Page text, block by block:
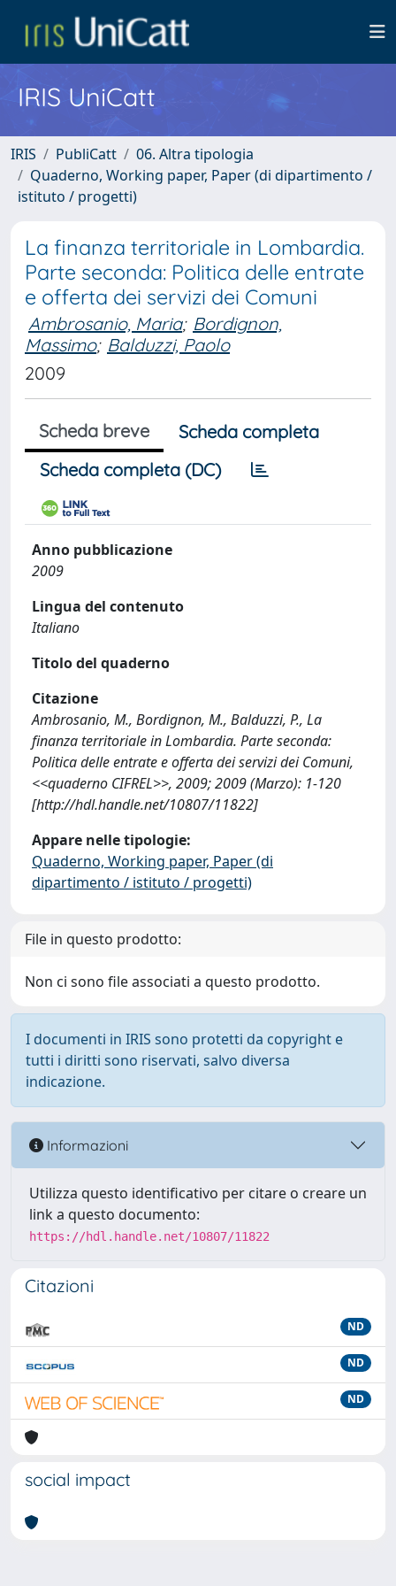
IRIS UniCatt
IRIS PubliCatt
06. Altra tipologia
Quaderno, Working paper, Paper (di dipartimento /
istituto / progetti)
La finanza territoriale in Lombardia.
Parte seconda: Politica delle entrate
e offerta dei servizi dei Comuni
Ambrosanio, Maria; Bordignon,
Massimo; Balduzzi, Paolo
2009
Scheda breve
Scheda completa
Scheda completa (DC)
Anno pubblicazione
2009
Lingua del contenuto
Italiano
Titolo del quaderno
Citazione
Ambrosanio, M., Bordignon, M., Balduzzi, P., La
finanza territoriale in Lombardia. Parte seconda:
Politica delle entrate e offerta dei servizi dei Comuni,
<<quaderno CIFREL>>, 2009; 2009 (Marzo): 1-120
[http://hdl.handle.net/10807/11822]
Appare nelle tipologie:
Quaderno, Working paper, Paper (di
dipartimento / istituto / progetti)
File in questo prodotto:
Non ci sono file associati a questo prodotto.
I documenti in IRIS sono protetti da copyright e
tutti i diritti sono riservati, salvo diversa
indicazione.
Informazioni
Utilizza questo identificativo per citare o creare un
link a questo documento:
https://hdl.handle.net/10807/11822
Citazioni
ND
ND
ND
social impact